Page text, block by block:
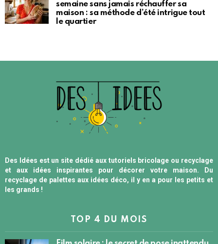
semaine sans jamais réchauffer sa
maison : sa méthode d’été intrigue tout
le quartier
Des Idées est un site dédié aux tutoriels bricolage ou recyclage
et aux idées inspirantes pour décorer votre maison. Du
recyclage de palettes aux idées déco, il y en a pour les petits et
les grands !
TOP 4 DU MOIS